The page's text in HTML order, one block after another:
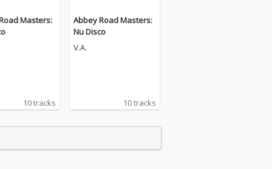
Masters:
10 tracks
Abbey Road Masters:
Nu Disco
V.A.
10 tracks